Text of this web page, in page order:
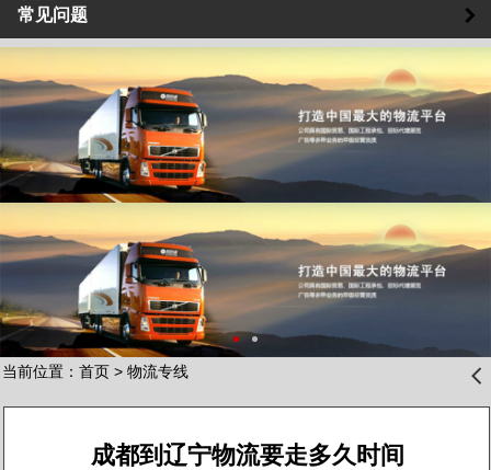
常见问题
当前位置： 首页> 物流专线 󰊒
成都到辽宁物流要走多久时间